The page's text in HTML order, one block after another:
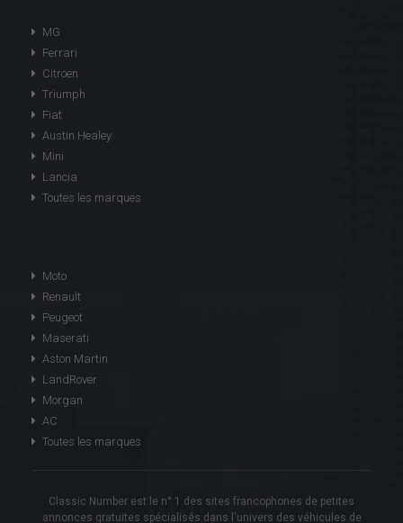
MG
Ferrari
Citroen
Triumph
Fiat
Austin Healey
Mini
Lancia
Toutes les marques
Moto
Renault
Peugeot
Maserati
Aston Martin
LandRover
Morgan
AC
Toutes les marques
Classic Number est le n° 1 des sites francophones de petites
annonces gratuites spécialisés dans l'univers des véhicules de